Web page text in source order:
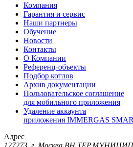
Компания
Гарантия и сервис
Наши партнеры
Обучение
Новости
Контакты
О Компании
Референц-объекты
Подбор котлов
Архив документации
Пользовательское соглашение
для мобильного приложения
Удаление аккаунта
приложения IMMERGAS
Адрес
127273, г. Москва